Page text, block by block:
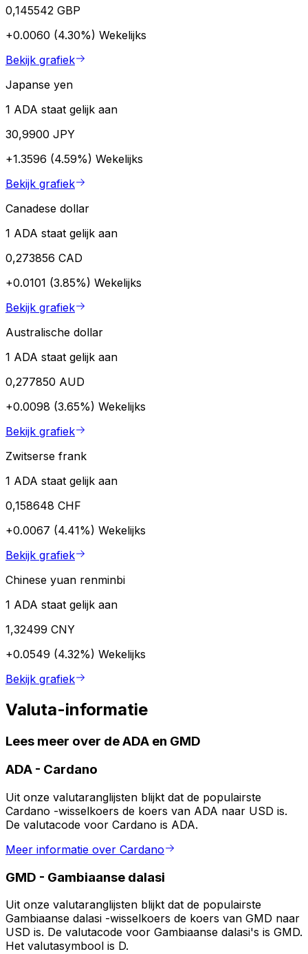
0,145542 GBP
+0.0060 (4.30%) Wekelijks
Bekijk grafiek
Japanse yen
1 ADA staat gelijk aan
30,9900 JPY
+1.3596 (4.59%) Wekelijks
Bekijk grafiek
Canadese dollar
1 ADA staat gelijk aan
0,273856 CAD
+0.0101 (3.85%) Wekelijks
Bekijk grafiek
Australische dollar
1 ADA staat gelijk aan
0,277850 AUD
+0.0098 (3.65%) Wekelijks
Bekijk grafiek
Zwitserse frank
1 ADA staat gelijk aan
0,158648 CHF
+0.0067 (4.41%) Wekelijks
Bekijk grafiek
Chinese yuan renminbi
1 ADA staat gelijk aan
1,32499 CNY
+0.0549 (4.32%) Wekelijks
Bekijk grafiek
Valuta-informatie
Lees meer over de ADA en GMD
ADA - Cardano
Uit onze valutaranglijsten blijkt dat de populairste
Cardano -wisselkoers de koers van ADA naar USD is.
De valutacode voor Cardano is ADA.
Meer informatie over Cardano
GMD - Gambiaanse dalasi
Uit onze valutaranglijsten blijkt dat de populairste
Gambiaanse dalasi -wisselkoers de koers van GMD naar
USD is. De valutacode voor Gambiaanse dalasi's is GMD.
Het valutasymbool is D.